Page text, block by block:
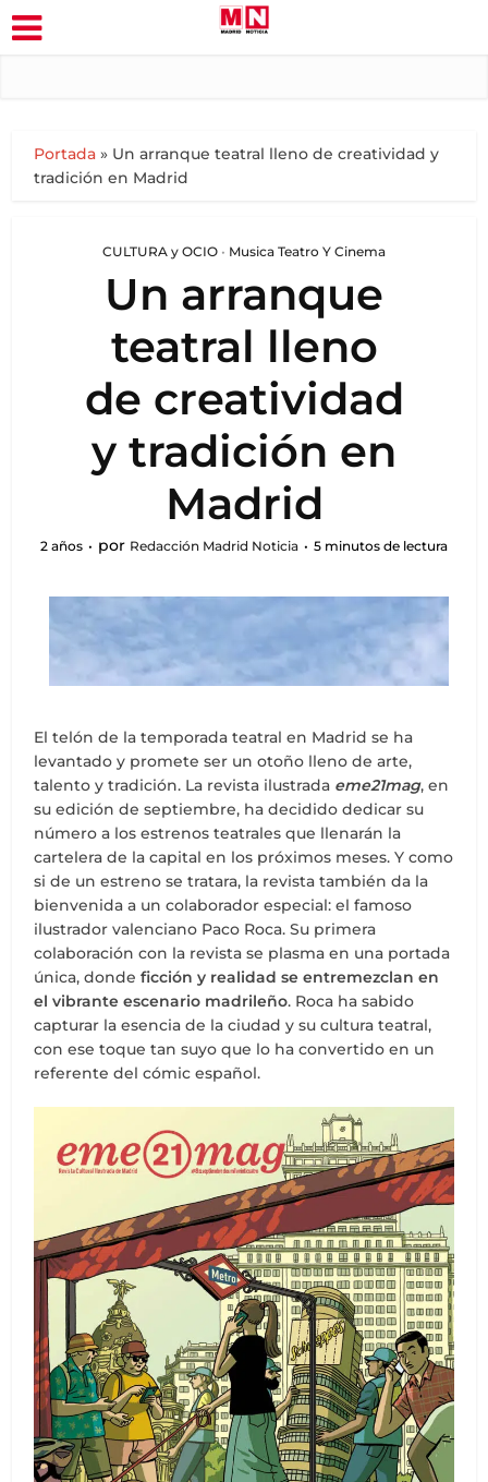
Portada » Un arranque teatral lleno de creatividad y
tradición en Madrid
CULTURA y OCIO • Musica Teatro Y Cinema
Un arranque
teatral lleno
de creatividad
y tradición en
Madrid
2 años por Redacción Madrid Noticia 5 minutos de lectura
El telón de la temporada teatral en Madrid se ha
levantado y promete ser un otoño lleno de arte,
talento y tradición. La revista ilustrada eme21mag, en
su edición de septiembre, ha decidido dedicar su
número a los estrenos teatrales que llenarán la
cartelera de la capital en los próximos meses. Y como
si de un estreno se tratara, la revista también da la
bienvenida a un colaborador especial: el famoso
ilustrador valenciano Paco Roca. Su primera
colaboración con la revista se plasma en una portada
única, dondeficción y realidad se entremezclan en
el vibrante escenario madrileño. Roca ha sabido
capturar la esencia de la ciudad y su cultura teatral,
con ese toque tan suyo que lo ha convertido en un
referente del cómic español.